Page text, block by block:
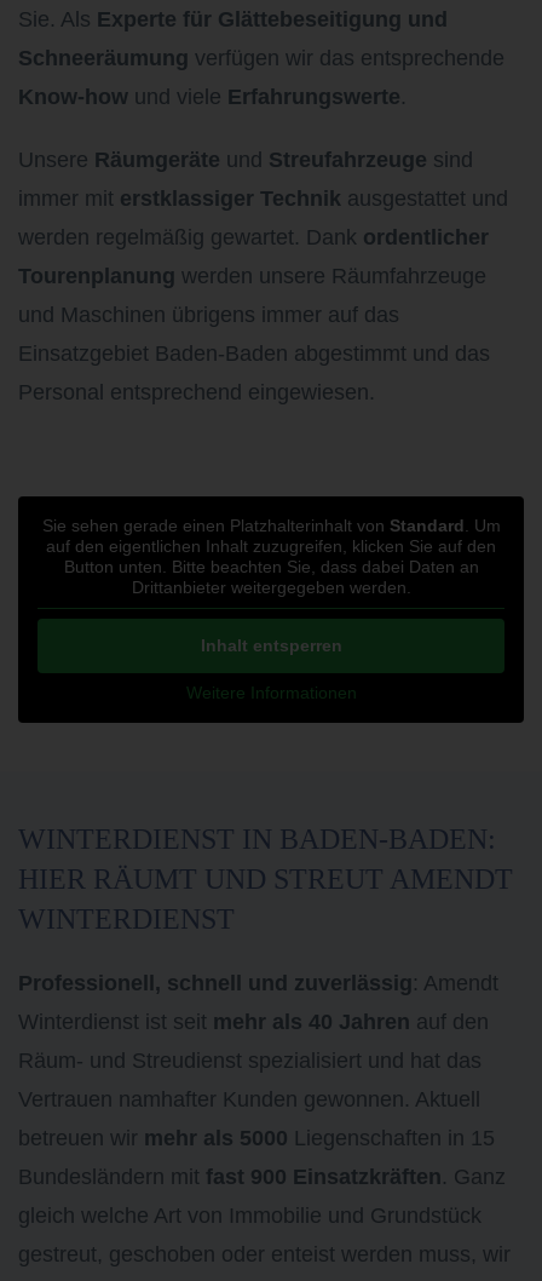
Sie. Als Experte für Glättebeseitigung und
Schneeräumung verfügen wir das entsprechende
Know-how und viele Erfahrungswerte.
Unsere Räumgeräte und Streufahrzeuge sind
immer mit erstklassiger Technik ausgestattet und
werden regelmäßig gewartet. Dank ordentlicher
Tourenplanung werden unsere Räumfahrzeuge
und Maschinen übrigens immer auf das
Einsatzgebiet Baden-Baden abgestimmt und das
Personal entsprechend eingewiesen.
Sie sehen gerade einen Platzhalterinhalt von Standard . Um
auf den eigentlichen Inhalt zuzugreifen, klicken Sie auf den
Button unten. Bitte beachten Sie, dass dabei Daten an
Drittanbieter weitergegeben werden.
Inhalt entsperren
Weitere Informationen
WINTERDIENST IN BADEN-BADEN:
HIER RÄUMT UND STREUT AMENDT
WINTERDIENST
Professionell, schnell und zuverlässig : Amendt
Winterdienst ist seit mehr als 40 Jahren auf den
Räum- und Streudienst spezialisiert und hat das
Vertrauen namhafter Kunden gewonnen. Aktuell
betreuen wir mehr als 5000 Liegenschaften in 15
Bundesländern mit fast 900 Einsatzkräften. Ganz
gleich welche Art von Immobilie und Grundstück
gestreut, geschoben oder enteist werden muss, wir